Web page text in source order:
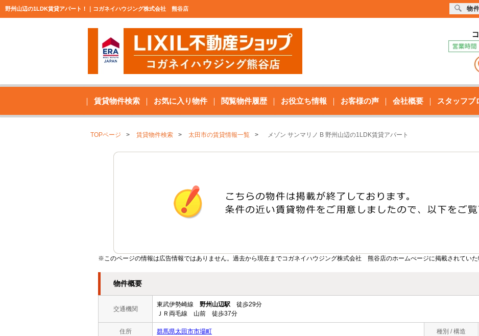
野州山辺の1LDK賃貸アパート！｜コガネイハウジング株式会社 熊谷店
賃貸物件検索 お気に入り物件 閲覧物件履歴 お役立ち情報 お客様の声 会社概要 スタッフブ
TOPページ 賃貸物件検索 太田市の賃貸情報一覧 メゾン サンマリノ B 野州山辺の1LDK賃貸アパート
※このページの情報は広告情報ではありません。過去から現在までコガネイハウジング株式会社 熊谷店のホームぺージに掲載されていた
物件概要
交通機関
東武伊勢崎線 野州山辺駅 徒歩29分
ＪＲ両毛線 山前 徒歩37分
住所 群馬県太田市市場町 種別 / 構造
物